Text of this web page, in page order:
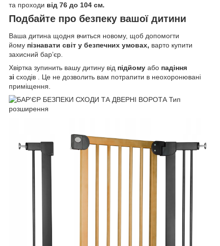
та проходи від 76 до 104 см.
Подбайте про безпеку вашої дитини
Ваша дитина щодня вчиться новому, щоб допомогти
йому пізнавати світ у безпечних умовах, варто купити
захисний бар’єр.
Хвіртка зупинить вашу дитину від підйому або падіння
зі сходів . Це не дозволить вам потрапити в неохоронювані
приміщення.